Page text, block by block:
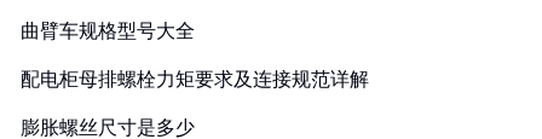
曲臂车规格型号大全
配电柜母排螺栓力矩要求及连接规范详解
膨胀螺丝尺寸是多少